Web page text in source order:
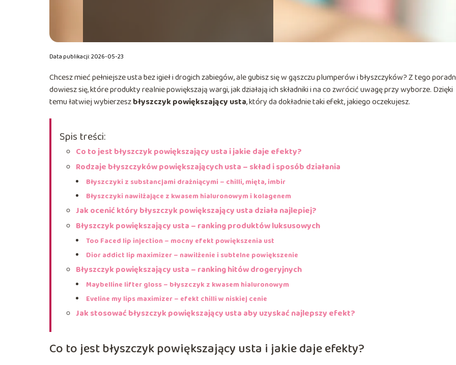
Data publikacji: 2026-05-23
Chcesz mieć pełniejsze usta bez igieł i drogich zabiegów, ale gubisz się w gąszczu plumperów i błyszczyków? Z tego
dowiesz się, które produkty realnie powiększają wargi, jak działają ich składniki i na co zwrócić uwagę przy wyborze. Dzięki
temu łatwiej wybierzeszbłyszczyk powiększający usta, który da dokładnie taki efekt, jakiego oczekujesz.
Spis treści:
Co to jest błyszczyk powiększający usta i jakie daje efekty?
Rodzaje błyszczyków powiększających usta – skład i sposób działania
Błyszczyki z substancjami drażniącymi – chilli, mięta, imbir
Błyszczyki nawilżające z kwasem hialuronowym i kolagenem
Jak ocenić który błyszczyk powiększający usta działa najlepiej?
Błyszczyk powiększający usta – ranking produktów luksusowych
Too Faced lip injection – mocny efekt powiększenia ust
Dior addict lip maximizer – nawilżenie i subtelne powiększenie
Błyszczyk powiększający usta – ranking hitów drogeryjnych
Maybelline lifter gloss – błyszczyk z kwasem hialuronowym
Eveline my lips maximizer – efekt chilli w niskiej cenie
Jak stosować błyszczyk powiększający usta aby uzyskać najlepszy efekt?
Co to jest błyszczyk powiększający usta i jakie daje efekty?